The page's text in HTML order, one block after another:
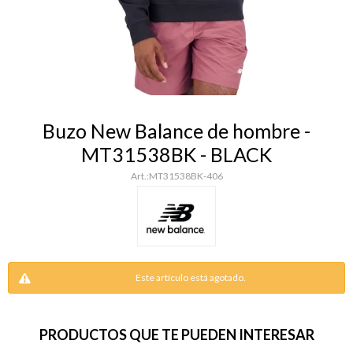
Buzo New Balance de hombre -
MT31538BK - BLACK
MT31538BK-406
Este artículo está agotado.
PRODUCTOS QUE TE PUEDEN INTERESAR